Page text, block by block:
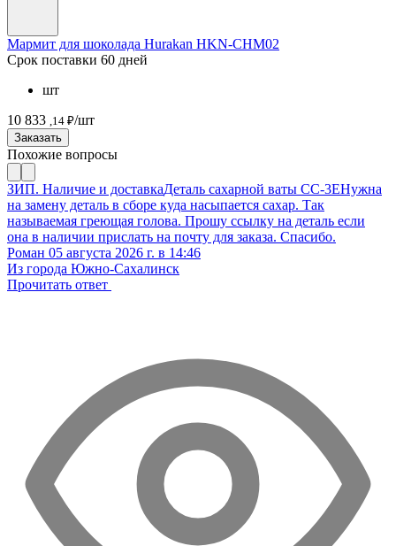
Мармит для шоколада Hurakan HKN-CHM02
Срок поставки 60 дней
шт
10 833 ,14 ₽/шт
Заказать
Похожие вопросы
ЗИП. Наличие и доставкаДеталь сахарной ваты CC-3EНужна
на замену деталь в сборе куда насыпается сахар. Так
называемая греющая голова. Прошу ссылку на деталь если
она в наличии прислать на почту для заказа. Спасибо.
Роман 05 августа 2026 г. в 14:46
Из города Южно-Сахалинск
Прочитать ответ